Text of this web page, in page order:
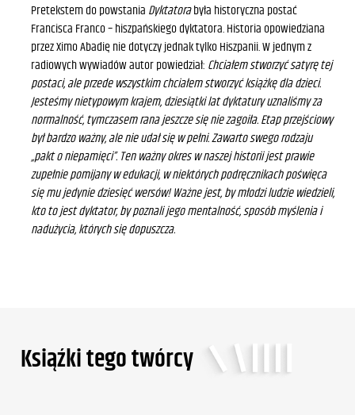
Pretekstem do powstania Dyktatorabyła historyczna postać
Francisca Franco – hiszpańskiego dyktatora. Historia opowiedziana
przez Ximo Abadię nie dotyczy jednak tylko Hiszpanii. W jednym z
radiowych wywiadów autor powiedział: Chciałem stworzyć satyrę tej
postaci, ale przede wszystkim chciałem stworzyć książkę dla dzieci.
Jesteśmy nietypowym krajem, dziesiątki lat dyktatury uznaliśmy za
normalność, tymczasem rana jeszcze się nie zagoiła. Etap przejściowy
był bardzo ważny, ale nie udał się w pełni. Zawarto swego rodzaju
„pakt o niepamięci”. Ten ważny okres w naszej historii jest prawie
zupełnie pomijany w edukacji, w niektórych podręcznikach poświęca
się mu jedynie dziesięć wersów! Ważne jest, by młodzi ludzie wiedzieli,
kto to jest dyktator, by poznali jego mentalność, sposób myślenia i
nadużycia, których się dopuszcza.
Ksiąźki tego twórcy